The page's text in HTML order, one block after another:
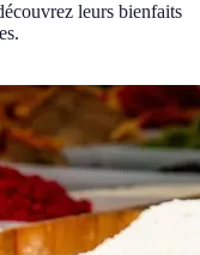
leurs bienfaits